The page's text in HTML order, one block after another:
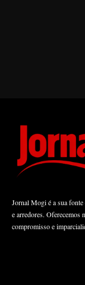
Jornal Mogi é a sua
e arredores. Oferecemos
compromisso e